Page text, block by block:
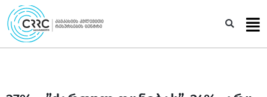
Skip
to
content